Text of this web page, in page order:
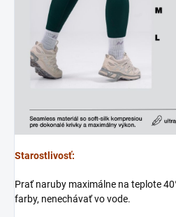
Starostlivosť:
Prať naruby maximálne na teplote
farby, nenechávať vo vode.